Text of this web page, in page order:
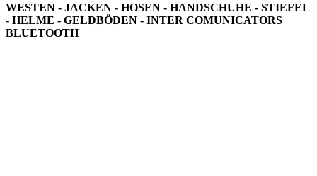
WESTEN - JACKEN - HOSEN - HANDSCHUHE - STIEFEL
- HELME - GELDBÖDEN - INTER COMUNICATORS
BLUETOOTH